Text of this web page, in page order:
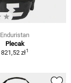
Enduristan
Plecak
821,52 zł1